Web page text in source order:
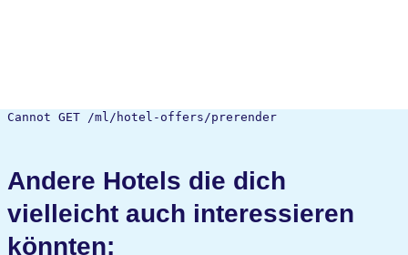
Cannot GET /ml/hotel-offers/prerender
Andere Hotels die dich
vielleicht auch interessieren
könnten: